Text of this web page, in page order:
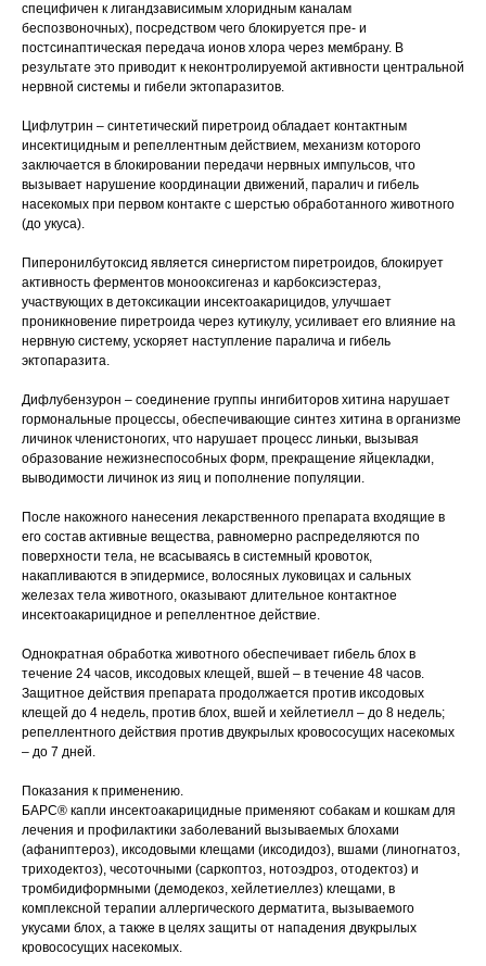
специфичен к лигандзависимым хлоридным каналам
беспозвоночных), посредством чего блокируется пре- и
постсинаптическая передача ионов хлора через мембрану. В
результате это приводит к неконтролируемой активности центральной
нервной системы и гибели эктопаразитов.
Цифлутрин – синтетический пиретроид обладает контактным
инсектицидным и репеллентным действием, механизм которого
заключается в блокировании передачи нервных импульсов, что
вызывает нарушение координации движений, паралич и гибель
насекомых при первом контакте с шерстью обработанного животного
(до укуса).
Пиперонилбутоксид является синергистом пиретроидов, блокирует
активность ферментов монооксигеназ и карбоксиэстераз,
участвующих в детоксикации инсектоакарицидов, улучшает
проникновение пиретроида через кутикулу, усиливает его влияние на
нервную систему, ускоряет наступление паралича и гибель
эктопаразита.
Дифлубензурон – соединение группы ингибиторов хитина нарушает
гормональные процессы, обеспечивающие синтез хитина в организме
личинок членистоногих, что нарушает процесс линьки, вызывая
образование нежизнеспособных форм, прекращение яйцекладки,
выводимости личинок из яиц и пополнение популяции.
После накожного нанесения лекарственного препарата входящие в
его состав активные вещества, равномерно распределяются по
поверхности тела, не всасываясь в системный кровоток,
накапливаются в эпидермисе, волосяных луковицах и сальных
железах тела животного, оказывают длительное контактное
инсектоакарицидное и репеллентное действие.
Однократная обработка животного обеспечивает гибель блох в
течение 24 часов, иксодовых клещей, вшей – в течение 48 часов.
Защитное действия препарата продолжается против иксодовых
клещей до 4 недель, против блох, вшей и хейлетиелл – до 8 недель;
репеллентного действия против двукрылых кровососущих насекомых
– до 7 дней.
Показания к применению.
БАРС® капли инсектоакарицидные применяют собакам и кошкам для
лечения и профилактики заболеваний вызываемых блохами
(афаниптероз), иксодовыми клещами (иксодидоз), вшами (линогнатоз,
триходектоз), чесоточными (саркоптоз, нотоэдроз, отодектоз) и
тромбидиформными (демодекоз, хейлетиеллез) клещами, в
комплексной терапии аллергического дерматита, вызываемого
укусами блох, а также в целях защиты от нападения двукрылых
кровососущих насекомых.
© 2015—2026 ООО «Сытая Морда»
Хотите у нас работать?
Заполнить анкету
Реквизиты